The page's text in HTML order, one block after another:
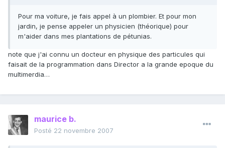
Pour ma voiture, je fais appel à un plombier. Et pour mon
jardin, je pense appeler un physicien (théorique) pour
m'aider dans mes plantations de pétunias.
note que j'ai connu un docteur en physique des particules qui
faisait de la programmation dans Director a la grande epoque du
multimerdia…
maurice b.
Posté 22 novembre 2007